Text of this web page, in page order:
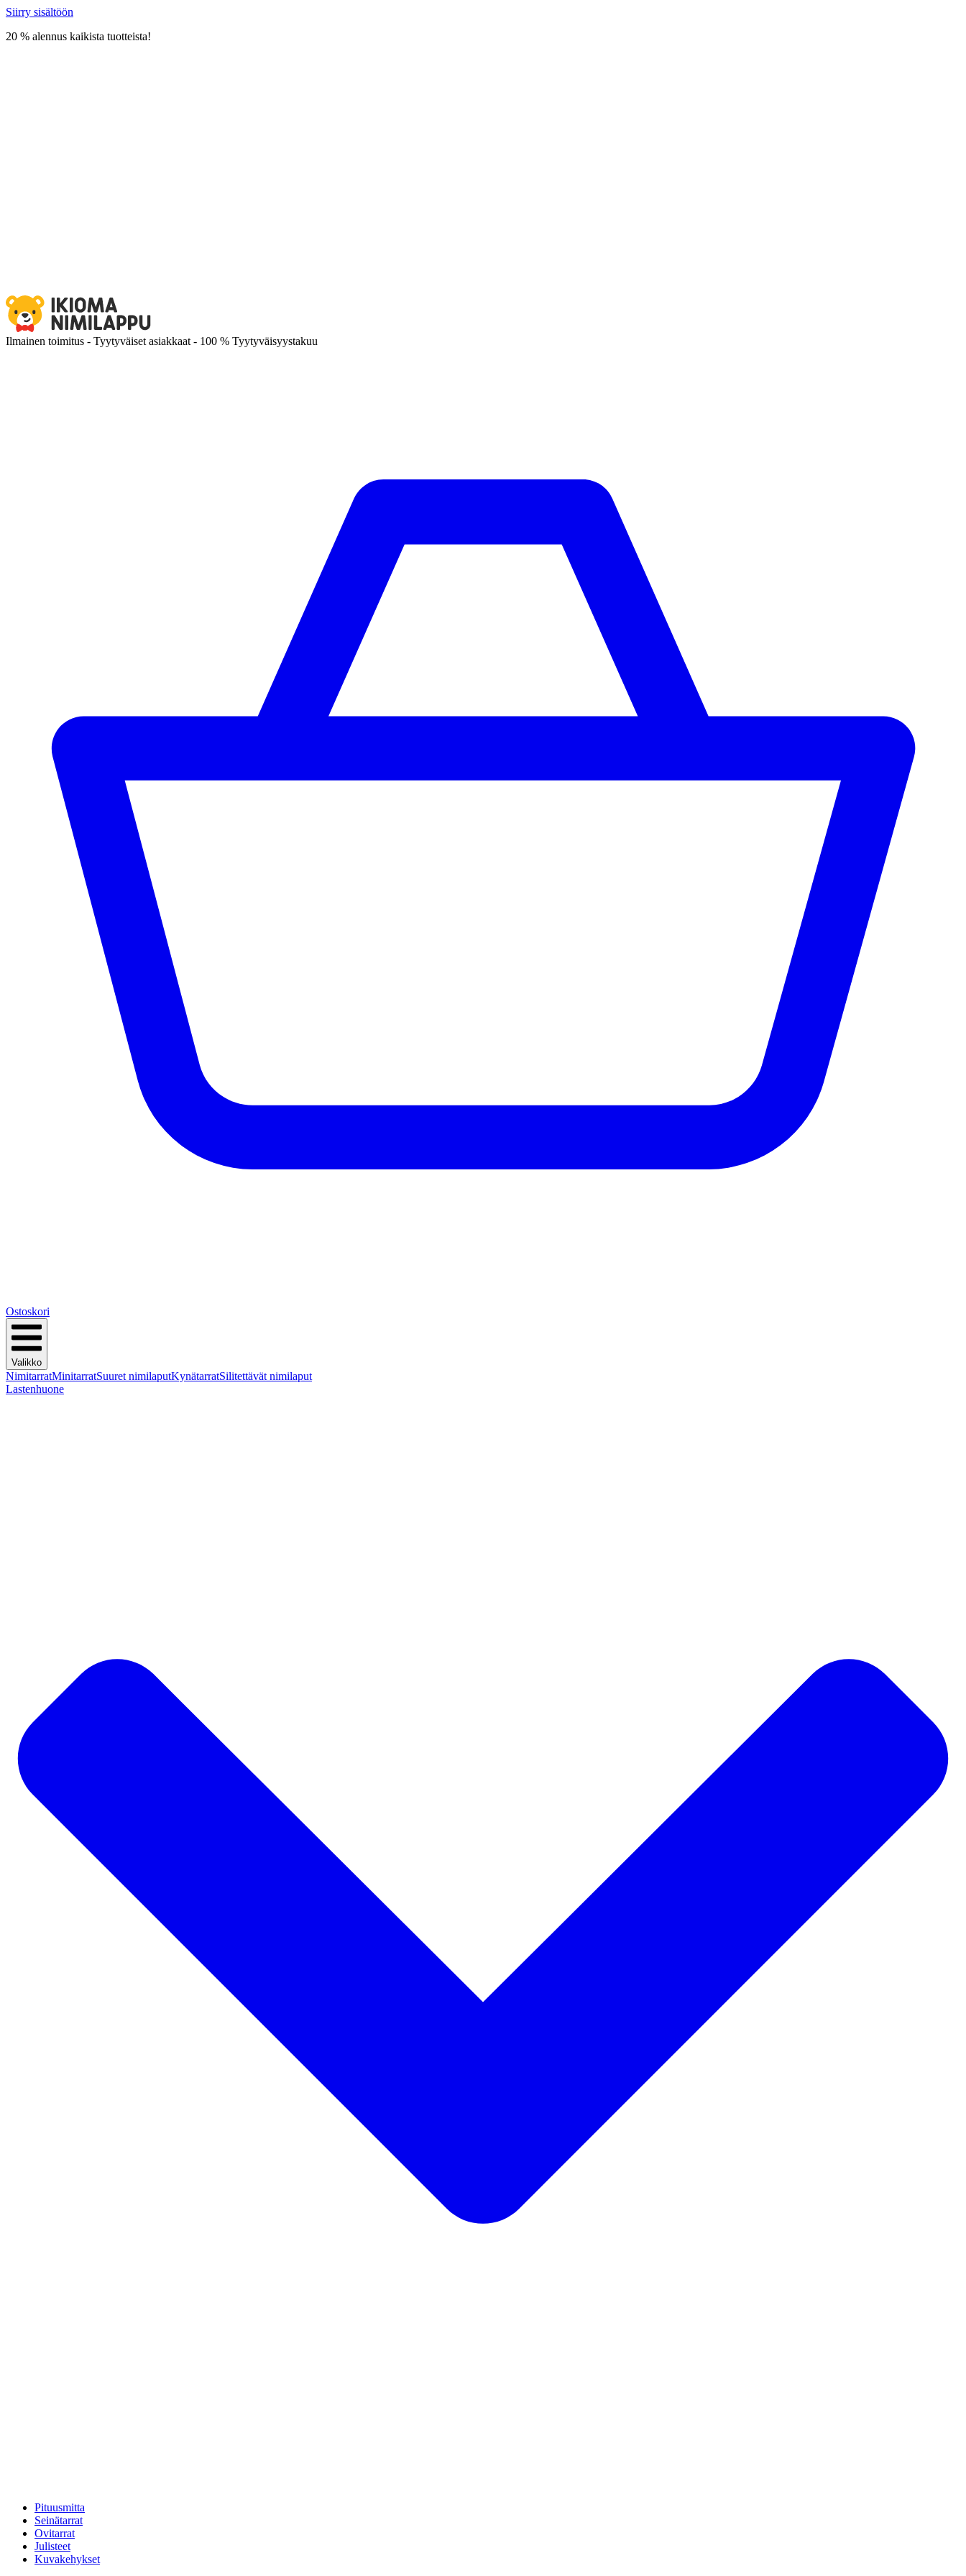
Siirry sisältöön
20 % alennus kaikista tuotteista!
Ilmainen toimitus - Tyytyväiset asiakkaat - 100 % Tyytyväisyystakuu
Ostoskori
Valikko
NimitarratMinitarratSuuret nimilaputKynätarratSilitettävät nimilaput
Lastenhuone
Pituusmitta
Seinätarrat
Ovitarrat
Julisteet
Kuvakehykset